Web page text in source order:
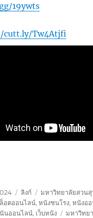
19ywts
cutt.ly/Tw4Atjfi
รูป
แบบ
เรื่อง
ลิงก์
หมวด
หมู่
มหาวิทยาลัยสวน
อตออนไลน์,หนังชนโรง,หนังอ
นันออนไลน์, เว็บหนัง
ป้าย
มหาวิทย